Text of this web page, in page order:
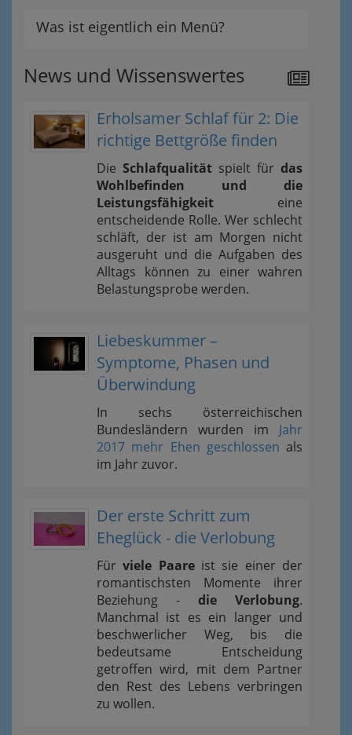
Was ist eigentlich ein Menü?
News und Wissenswertes
Erholsamer Schlaf für 2: Die
richtige Bettgröße finden
Die Schlafqualität spielt für das
Wohlbefinden und die
Leistungsfähigkeit eine
entscheidende Rolle. Wer schlecht
schläft, der ist am Morgen nicht
ausgeruht und die Aufgaben des
Alltags können zu einer wahren
Belastungsprobe werden.
Liebeskummer –
Symptome, Phasen und
Überwindung
In sechs österreichischen
Bundesländern wurden im Jahr
2017 mehr Ehen geschlossen als
im Jahr zuvor.
Der erste Schritt zum
Eheglück - die Verlobung
Fürviele Paareist sie einer der
romantischsten Momente ihrer
Beziehung - die Verlobung.
Manchmal ist es ein langer und
beschwerlicher Weg, bis die
bedeutsame Entscheidung
getroffen wird, mit dem Partner
den Rest des Lebens verbringen
zu wollen.